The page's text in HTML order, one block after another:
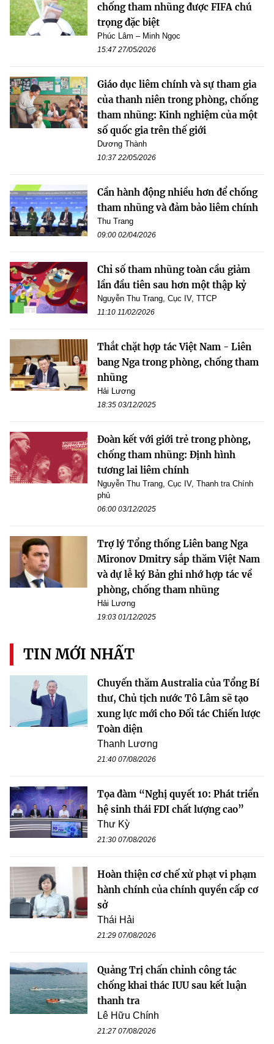
chống tham nhũng được FIFA chú
trọng đặc biệt
Phúc Lâm – Minh Ngọc
15:47 27/05/2026
Giáo dục liêm chính và sự tham gia
của thanh niên trong phòng, chống
tham nhũng: Kinh nghiệm của một
số quốc gia trên thế giới
Dương Thành
10:37 22/05/2026
Cần hành động nhiều hơn để chống
tham nhũng và đảm bảo liêm chính
Thu Trang
09:00 02/04/2026
Chỉ số tham nhũng toàn cầu giảm
lần đầu tiên sau hơn một thập kỷ
Nguyễn Thu Trang, Cục IV, TTCP
11:10 11/02/2026
Thắt chặt hợp tác Việt Nam - Liên
bang Nga trong phòng, chống tham
nhũng
Hải Lương
18:35 03/12/2025
Đoàn kết với giới trẻ trong phòng,
chống tham nhũng: Định hình
tương lai liêm chính
Nguyễn Thu Trang, Cục IV, Thanh tra Chính
phủ
06:00 03/12/2025
Trợ lý Tổng thống Liên bang Nga
Mironov Dmitry sắp thăm Việt Nam
và dự lễ ký Bản ghi nhớ hợp tác về
phòng, chống tham nhũng
Hải Lương
19:03 01/12/2025
TIN MỚI NHẤT
Chuyến thăm Australia của Tổng Bí
thư, Chủ tịch nước Tô Lâm sẽ tạo
xung lực mới cho Đối tác Chiến lược
Toàn diện
Thanh Lương
21:40 07/08/2026
Tọa đàm “Nghị quyết 10: Phát triển
hệ sinh thái FDI chất lượng cao”
Thư Kỳ
21:30 07/08/2026
Hoàn thiện cơ chế xử phạt vi phạm
hành chính của chính quyền cấp cơ
sở
Thái Hải
21:29 07/08/2026
Quảng Trị chấn chỉnh công tác
chống khai thác IUU sau kết luận
thanh tra
Lê Hữu Chính
21:27 07/08/2026